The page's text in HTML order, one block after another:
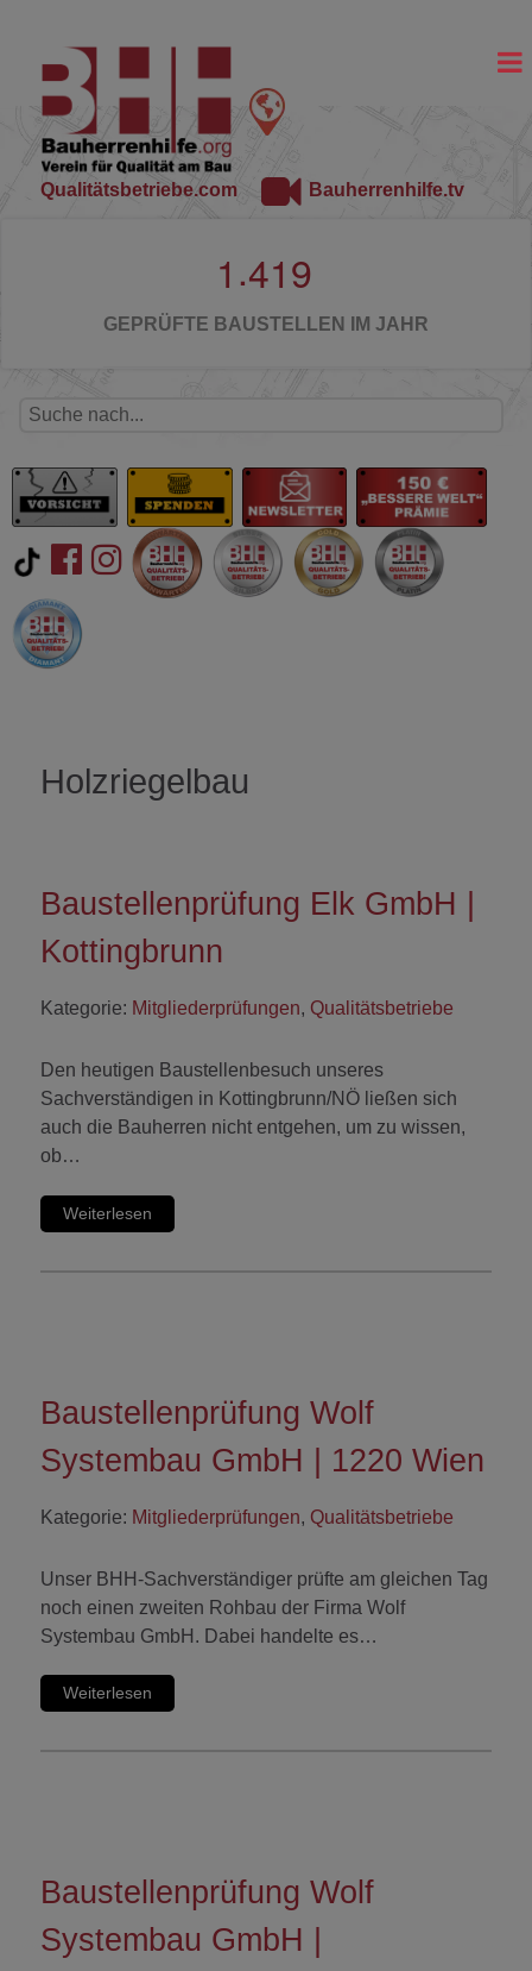
Qualitätsbetriebe.com Bauherrenhilfe.tv
1 .419
GEPRÜFTE BAUSTELLEN IM JAHR
Holzriegelbau
Baustellenprüfung Elk GmbH |
Kottingbrunn
Kategorie: Mitgliederprüfungen, Qualitätsbetriebe
Den heutigen Baustellenbesuch unseres
Sachverständigen in Kottingbrunn/NÖ ließen sich
auch die Bauherren nicht entgehen, um zu wissen,
ob…
Weiterlesen
Baustellenprüfung Wolf
Systembau GmbH | 1220 Wien
Kategorie: Mitgliederprüfungen, Qualitätsbetriebe
Unser BHH-Sachverständiger prüfte am gleichen Tag
noch einen zweiten Rohbau der Firma Wolf
Systembau GmbH. Dabei handelte es…
Weiterlesen
Baustellenprüfung Wolf
Systembau GmbH |